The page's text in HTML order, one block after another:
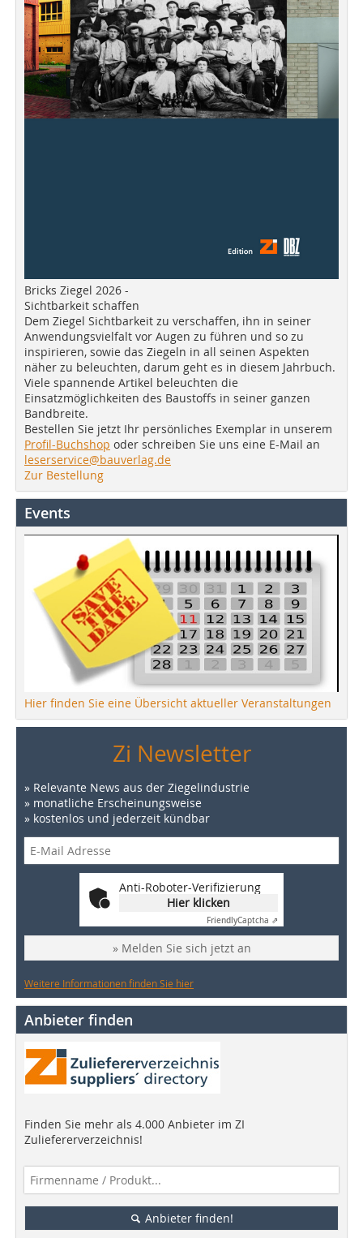
Bricks Ziegel 2026 -
Sichtbarkeit schaffen
Dem Ziegel Sichtbarkeit zu verschaffen, ihn in seiner
Anwendungsvielfalt vor Augen zu führen und so zu
inspirieren, sowie das Ziegeln in all seinen Aspekten
näher zu beleuchten, darum geht es in diesem Jahrbuch.
Viele spannende Artikel beleuchten die
Einsatzmöglichkeiten des Baustoffs in seiner ganzen
Bandbreite.
Bestellen Sie jetzt Ihr persönliches Exemplar in unserem
Profil-Buchshop oder schreiben Sie uns eine E-Mail an
leserservice@bauverlag.de
Zur Bestellung
Events
Hier finden Sie eine Übersicht aktueller Veranstaltungen
Zi Newsletter
» Relevante News aus der Ziegelindustrie
» monatliche Erscheinungsweise
» kostenlos und jederzeit kündbar
Anti-Roboter-Verifizierung
Hier klicken
FriendlyCaptcha ⇗
» Melden Sie sich jetzt an
Weitere Informationen finden Sie hier
Anbieter finden
Finden Sie mehr als 4.000 Anbieter im ZI
Zuliefererverzeichnis!
Anbieter finden!